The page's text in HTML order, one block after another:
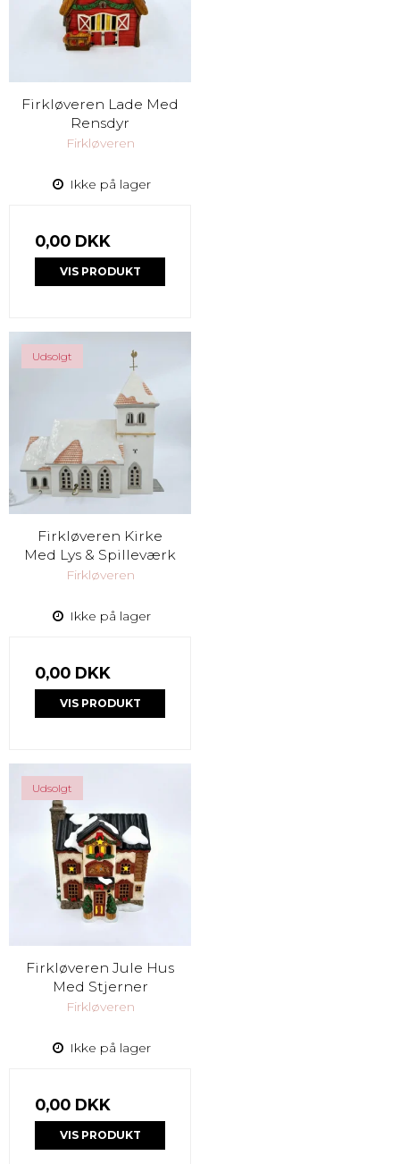
Firkløveren Lade Med
Rensdyr
Firkløveren
Ikke på lager
0,00 DKK
VIS PRODUKT
Udsolgt
Firkløveren Kirke
Med Lys & Spilleværk
Firkløveren
Ikke på lager
0,00 DKK
VIS PRODUKT
Udsolgt
Firkløveren Jule Hus
Med Stjerner
Firkløveren
Ikke på lager
0,00 DKK
VIS PRODUKT